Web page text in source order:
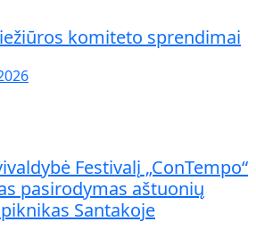
komiteto sprendimai
Festivalį „ConTempo“
pasirodymas aštuonių
Santakoje